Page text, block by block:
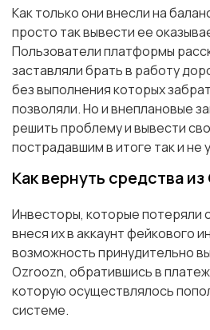
Как только они внесли на
просто так вывести ее
Пользователи платформы
заставляли брать в работу
без выполнения которых
позволяли. Но и внеплановые
решить проблему и вывести
пострадавшим в итоге так и не
Как вернуть средства
Инвесторы, которые потеряли
внеся их в аккаунт фейкового
возможность принудительно
Ozroozn, обратившись в
которую осуществлялось
системе.